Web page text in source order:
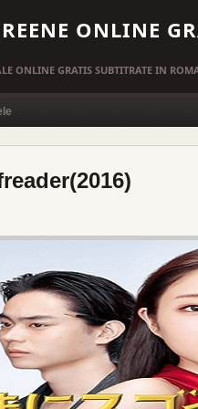
ONLINE
ONLINE GRATIS SUBTITRATE IN